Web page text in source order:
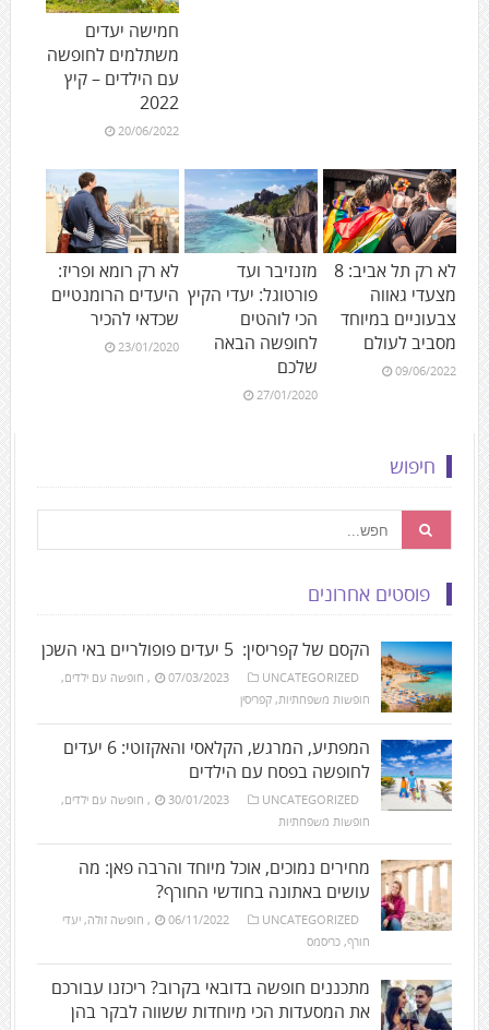
חמישה יעדים
משתלמים לחופשה
עם הילדים – קיץ
2022
20/06/2022
לא רק תל אביב: 8
מצעדי גאווה
צבעוניים במיוחד
מסביב לעולם
09/06/2022
מזנזיבר ועד
פורטוגל: יעדי הקיץ
הכי לוהטים
לחופשה הבאה
שלכם
27/01/2020
לא רק רומא ופריז:
היעדים הרומנטיים
שכדאי להכיר
23/01/2020
חיפוש
פוסטים אחרונים
הקסם של קפריסין: 5 יעדים פופולריים באי השכן
07/03/2023 UNCATEGORIZED
, חופשה עם ילדים,
חופשות משפחתיות, קפריסין
המפתיע, המרגש, הקלאסי והאקזוטי: 6 יעדים
לחופשה בפסח עם הילדים
30/01/2023 UNCATEGORIZED
, חופשה עם ילדים,
חופשות משפחתיות
מחירים נמוכים, אוכל מיוחד והרבה פאן: מה
עושים באתונה בחודשי החורף?
06/11/2022 UNCATEGORIZED
, חופשה זולה, יעדי
חורף, כריסמס
מתכננים חופשה בדובאי בקרוב? ריכזנו עבורכם
את המסעדות הכי מיוחדות ששווה לבקר בהן